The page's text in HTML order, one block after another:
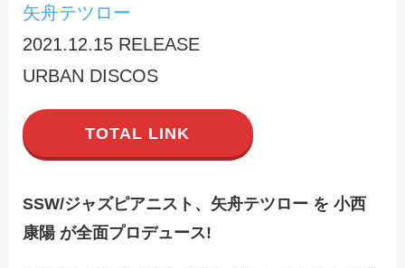
矢舟テツロー
2021.12.15 RELEASE
URBAN DISCOS
TOTAL LINK
SSW/ジャズピアニスト、矢舟テツロー を 小西
康陽 が全面プロデュース!